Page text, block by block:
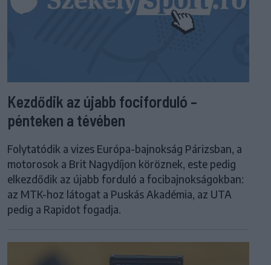
Kezdődik az újabb fociforduló –
pénteken a tévében
Folytatódik a vizes Európa-bajnokság Párizsban, a
motorosok a Brit Nagydíjon köröznek, este pedig
elkezdődik az újabb forduló a focibajnokságokban:
az MTK-hoz látogat a Puskás Akadémia, az UTA
pedig a Rapidot fogadja.